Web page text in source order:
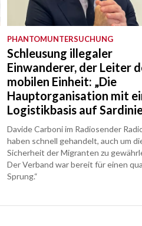
PHANTOMUNTERSUCHUNG
Schleusung illegaler
Einwanderer, der Leiter
mobilen Einheit: „Die
Hauptorganisation mit
Logistikbasis auf
Davide Carboni im Radiosender
haben schnell gehandelt, auch um
Sicherheit der Migranten zu
Der Verband war bereit für einen
Sprung.“